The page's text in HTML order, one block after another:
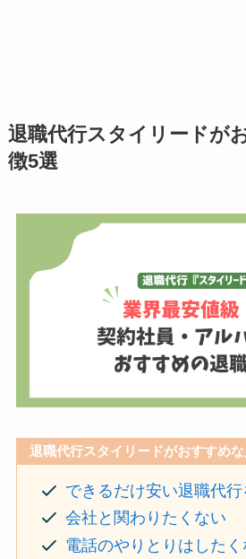
退職代行スタイリードが
徴5選
退職代行スタイリードがおすすめ
できるだけ安い退職代
会社と関わりたくない
電話のやりとりはしたく